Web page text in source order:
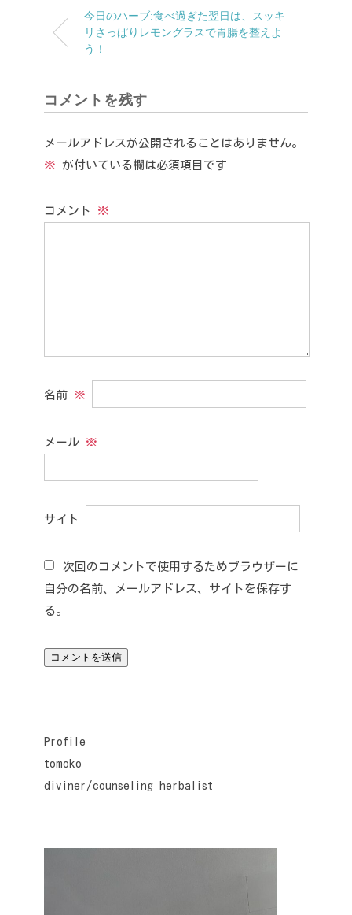
今日のハーブ:食べ過ぎた翌日は、スッキ
リさっぱりレモングラスで胃腸を整えよ
う！
コメントを残す
メールアドレスが公開されることはありません。
※ が付いている欄は必須項目です
コメント ※
名前 ※
メール ※
サイト
次回のコメントで使用するためブラウザーに
自分の名前、メールアドレス、サイトを保存す
る。
Profile
tomoko
diviner/counseling herbalist